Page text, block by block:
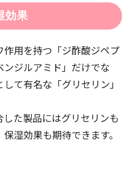
効果
作用を持つ「ジ酢酸ジペプ
ジルアミド」だけでな
て有名な「グリセリン」
た製品にはグリセリンも
湿効果も期待できます。